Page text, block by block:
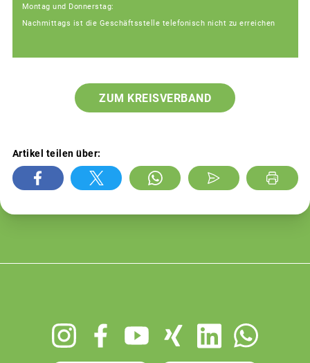
Montag und Donnerstag:
Nachmittags ist die Geschäftsstelle telefonisch nicht zu erreichen
ZUM KREISVERBAND
Artikel teilen über: